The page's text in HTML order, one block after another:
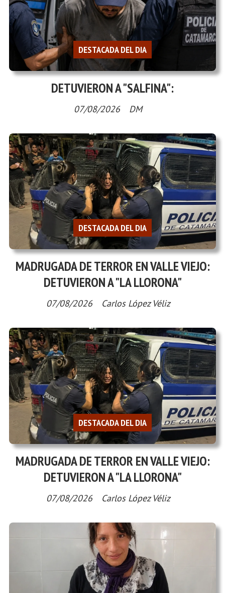
DETUVIERON A "SALFINA":
DM
DESTACADA DEL DIA
07/08/2026
MADRUGADA DE TERROR EN VALLE VIEJO:
DETUVIERON A "LA LLORONA"
Carlos López Véliz
DESTACADA DEL DIA
07/08/2026
MADRUGADA DE TERROR EN VALLE VIEJO:
DETUVIERON A "LA LLORONA"
Carlos López Véliz
DESTACADA DEL DIA
07/08/2026